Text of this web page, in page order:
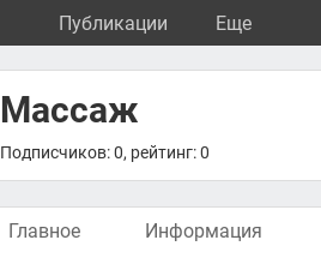
Публикации Eще
Массаж
Подписчиков: 0, рейтинг: 0
Главное Информация